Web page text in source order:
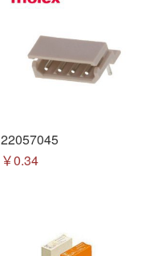
22057045
￥0.34